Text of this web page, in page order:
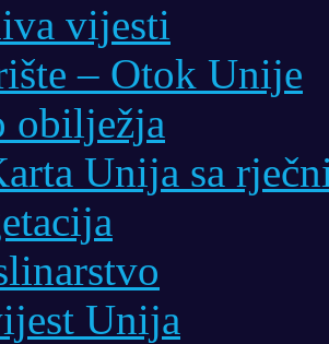
vijesti
– Otok Unije
obilježja
Unija sa
Unija